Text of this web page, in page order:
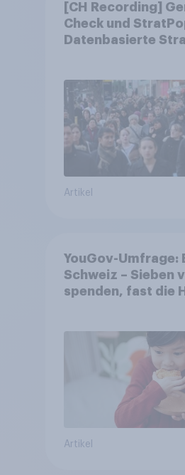
[CH Recording]
Check und
Datenbasierte
Artikel
YouGov-Umfrage:
Schweiz – Sieben
spenden, fast die
Artikel